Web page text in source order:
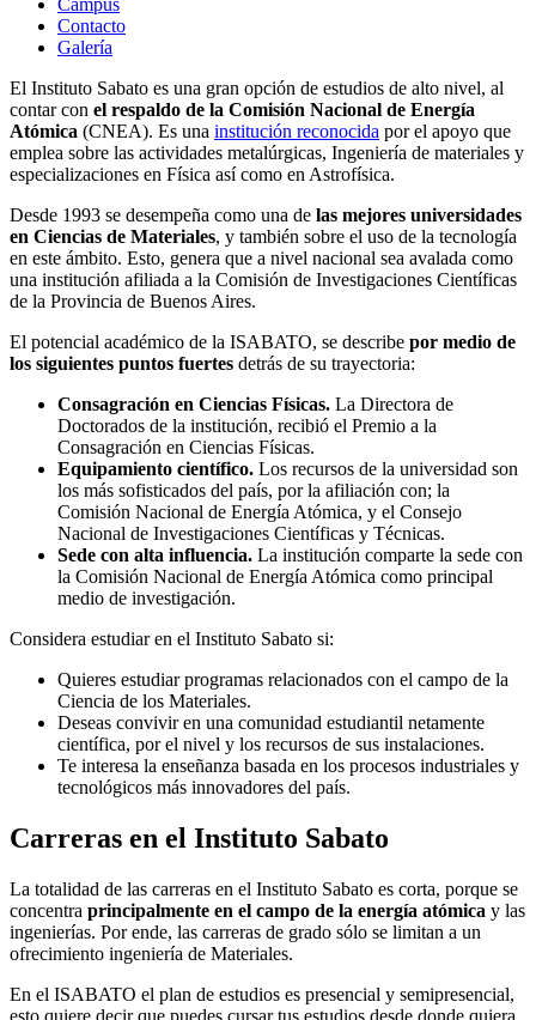
Contacto
Galería
El Instituto Sabato es una gran opción de estudios de alto nivel, al
contar con el respaldo de la Comisión Nacional de Energía
Atómica (CNEA). Es una institución reconocida por el apoyo que
emplea sobre las actividades metalúrgicas, Ingeniería de materiales y
especializaciones en Física así como en Astrofísica.
Desde 1993 se desempeña como una de las mejores universidades
en Ciencias de Materiales, y también sobre el uso de la tecnología
en este ámbito. Esto, genera que a nivel nacional sea avalada como
una institución afiliada a la Comisión de Investigaciones Científicas
de la Provincia de Buenos Aires.
El potencial académico de la ISABATO, se describe por medio de
los siguientes puntos fuertes detrás de su trayectoria:
Consagración en Ciencias Físicas. La Directora de
Doctorados de la institución, recibió el Premio a la
Consagración en Ciencias Físicas.
Equipamiento científico. Los recursos de la universidad son
los más sofisticados del país, por la afiliación con; la
Comisión Nacional de Energía Atómica, y el Consejo
Nacional de Investigaciones Científicas y Técnicas.
Sede con alta influencia. La institución comparte la sede con
la Comisión Nacional de Energía Atómica como principal
medio de investigación.
Considera estudiar en el Instituto Sabato si:
Quieres estudiar programas relacionados con el campo de la
Ciencia de los Materiales.
Deseas convivir en una comunidad estudiantil netamente
científica, por el nivel y los recursos de sus instalaciones.
Te interesa la enseñanza basada en los procesos industriales y
tecnológicos más innovadores del país.
Carreras en el Instituto Sabato
La totalidad de las carreras en el Instituto Sabato es corta, porque se
concentra principalmente en el campo de la energía atómica y las
ingenierías. Por ende, las carreras de grado sólo se limitan a un
ofrecimiento ingeniería de Materiales.
En el ISABATO el plan de estudios es presencial y semipresencial,
esto quiere decir que puedes cursar tus estudios desde donde quiera